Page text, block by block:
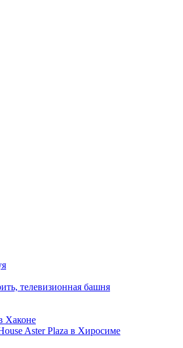
телевизионная башня
Хаконе
Aster Plaza в Хиросиме